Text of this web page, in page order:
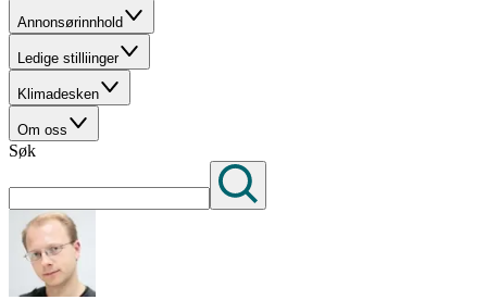
Annonsørinnhold
Ledige stilliinger
Klimadesken
Om oss
Søk